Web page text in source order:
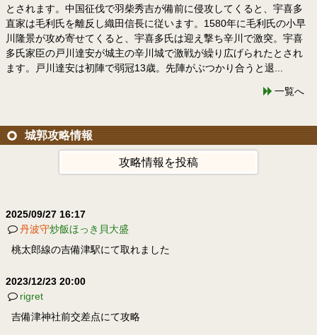
とされます。中国征伐で羽柴秀吉が備前に侵攻してくると、宇喜多
直家は毛利氏を離反し織田信長に従います。1580年に毛利氏の小早
川隆景が攻め寄せてくると、宇喜多氏は迎え撃ち辛川で激突。宇喜
多氏家臣の戸川達安が城主の辛川城で激戦が繰り広げられたとされ
ます。戸川達安は初陣で弱冠13歳。先陣がぶつかり合うと退...
一覧へ
城郭攻略情報
攻略情報を投稿
2025/09/27 16:17
丹波守炒飯ほっき貝大盛
桃太郎線の吉備津駅にて取れました
2023/12/23 20:00
rigret
吉備津神社前交差点にて攻略